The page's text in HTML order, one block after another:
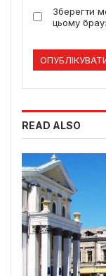
Зберегти
цьому
READ ALSO